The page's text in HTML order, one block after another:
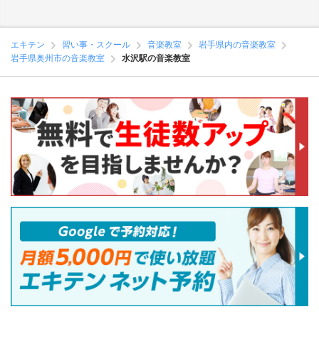
エキテン 習い事・スクール 音楽教室
岩手県内の音楽教室
岩手県奥州市の音楽教室
水沢駅の音楽教室